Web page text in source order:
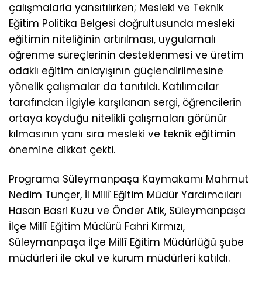
çalışmalarla yansıtılırken; Mesleki ve Teknik
Eğitim Politika Belgesi doğrultusunda mesleki
eğitimin niteliğinin artırılması, uygulamalı
öğrenme süreçlerinin desteklenmesi ve üretim
odaklı eğitim anlayışının güçlendirilmesine
yönelik çalışmalar da tanıtıldı. Katılımcılar
tarafından ilgiyle karşılanan sergi, öğrencilerin
ortaya koyduğu nitelikli çalışmaları görünür
kılmasının yanı sıra mesleki ve teknik eğitimin
önemine dikkat çekti.
Programa Süleymanpaşa Kaymakamı Mahmut
Nedim Tunçer, İl Millî Eğitim Müdür Yardımcıları
Hasan Basri Kuzu ve Önder Atik, Süleymanpaşa
İlçe Millî Eğitim Müdürü Fahri Kırmızı,
Süleymanpaşa İlçe Millî Eğitim Müdürlüğü şube
müdürleri ile okul ve kurum müdürleri katıldı.